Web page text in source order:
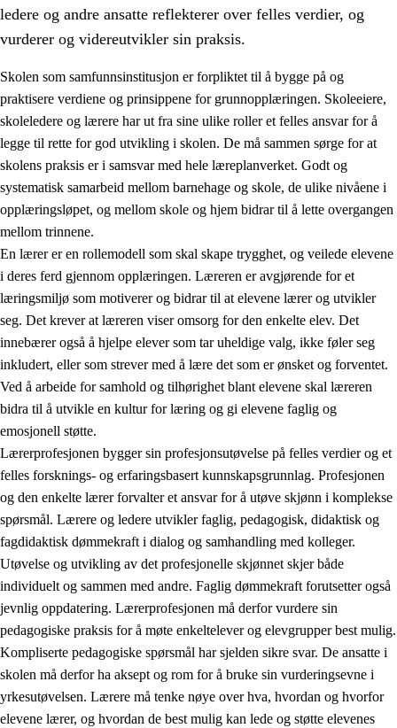
3. Prinsipper for skolens praksis
Et inkluderende læringsmiljø
3.2 Undervisning og tilpasset opplæring
3.3 Samarbeid mellom hjem og skole
3.4 Opplæring i lærebedrift og arbeidsliv
3.5 Profesjonsfellesskap og skoleutvikling
ledere og andre ansatte reflekterer over felles verdier, og
vurderer og videreutvikler sin praksis.
Skolen som samfunnsinstitusjon er forpliktet til å bygge på og
praktisere verdiene og prinsippene for grunnopplæringen. Skoleeiere,
skoleledere og lærere har ut fra sine ulike roller et felles ansvar for å
legge til rette for god utvikling i skolen. De må sammen sørge for at
skolens praksis er i samsvar med hele læreplanverket. Godt og
systematisk samarbeid mellom barnehage og skole, de ulike nivåene i
opplæringsløpet, og mellom skole og hjem bidrar til å lette overgangen
mellom trinnene.
En lærer er en rollemodell som skal skape trygghet, og veilede elevene
i deres ferd gjennom opplæringen. Læreren er avgjørende for et
læringsmiljø som motiverer og bidrar til at elevene lærer og utvikler
seg. Det krever at læreren viser omsorg for den enkelte elev. Det
innebærer også å hjelpe elever som tar uheldige valg, ikke føler seg
inkludert, eller som strever med å lære det som er ønsket og forventet.
Ved å arbeide for samhold og tilhørighet blant elevene skal læreren
bidra til å utvikle en kultur for læring og gi elevene faglig og
emosjonell støtte.
Lærerprofesjonen bygger sin profesjonsutøvelse på felles verdier og et
felles forsknings- og erfaringsbasert kunnskapsgrunnlag. Profesjonen
og den enkelte lærer forvalter et ansvar for å utøve skjønn i komplekse
spørsmål. Lærere og ledere utvikler faglig, pedagogisk, didaktisk og
fagdidaktisk dømmekraft i dialog og samhandling med kolleger.
Utøvelse og utvikling av det profesjonelle skjønnet skjer både
individuelt og sammen med andre. Faglig dømmekraft forutsetter også
jevnlig oppdatering. Lærerprofesjonen må derfor vurdere sin
pedagogiske praksis for å møte enkeltelever og elevgrupper best mulig.
Kompliserte pedagogiske spørsmål har sjelden sikre svar. De ansatte i
skolen må derfor ha aksept og rom for å bruke sin vurderingsevne i
yrkesutøvelsen. Lærere må tenke nøye over hva, hvordan og hvorfor
elevene lærer, og hvordan de best mulig kan lede og støtte elevenes